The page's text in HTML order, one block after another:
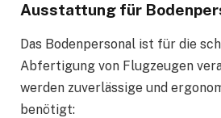
Ausstattung für
Das Bodenpersonal ist für die
Abfertigung von Flugzeugen
werden zuverlässige und
benötigt: